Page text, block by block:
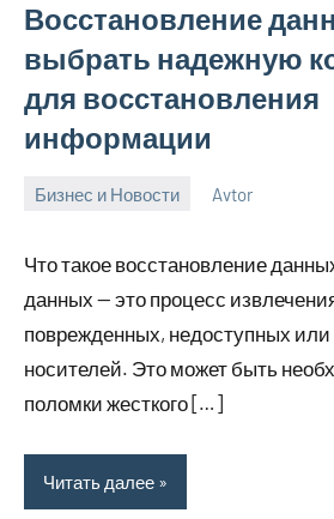
Восстановление
выбрать надежную
для восстановления
информации
Бизнес и Новости
2024
Avtor
Что такое восстановление
данных — это процесс
поврежденных, недоступных
носителей. Это может быть
поломки жесткого […]
Читать далее